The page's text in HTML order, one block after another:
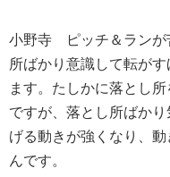
小野寺 ピッチ＆ランが
所ばかり意識して転が
ます。たしかに落とし
ですが、落とし所ばか
げる動きが強くなり、
んです。